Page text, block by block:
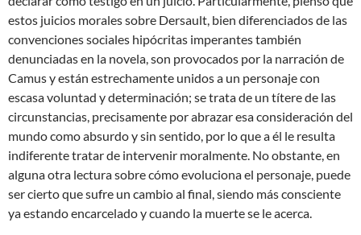
estos juicios morales sobre Dersault, bien diferenciados de las
convenciones sociales hipócritas imperantes también
denunciadas en la novela, son provocados por la narración de
Camus y están estrechamente unidos a un personaje con
escasa voluntad y determinación; se trata de un títere de las
circunstancias, precisamente por abrazar esa consideración del
mundo como absurdo y sin sentido, por lo que a él le resulta
indiferente tratar de intervenir moralmente. No obstante, en
alguna otra lectura sobre cómo evoluciona el personaje, puede
ser cierto que sufre un cambio al final, siendo más consciente
ya estando encarcelado y cuando la muerte se le acerca.